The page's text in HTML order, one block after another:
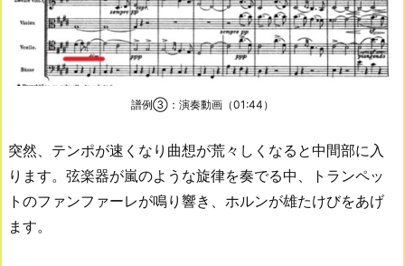
譜例③：演奏動画（01:44）
突然、テンポが速くなり曲想が荒々しくなると中間部に入
ります。弦楽器が嵐のような旋律を奏でる中、トランペッ
トのファンファーレが鳴り響き、ホルンが雄たけびをあげ
ます。